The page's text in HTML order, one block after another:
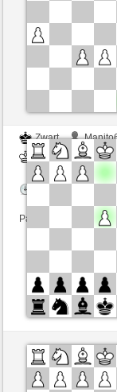
Partij telt mee voor de
Zwart
Wit
Speelduur: 5
Partij telt mee voor de
Wit
Zwart